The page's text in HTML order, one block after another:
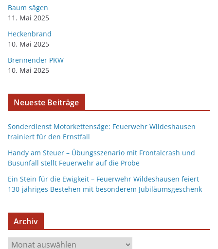
Baum sägen
11. Mai 2025
Heckenbrand
10. Mai 2025
Brennender PKW
10. Mai 2025
Neueste Beiträge
Sonderdienst Motorkettensäge: Feuerwehr Wildeshausen
trainiert für den Ernstfall
Handy am Steuer – Übungsszenario mit Frontalcrash und
Busunfall stellt Feuerwehr auf die Probe
Ein Stein für die Ewigkeit – Feuerwehr Wildeshausen feiert
130-jähriges Bestehen mit besonderem Jubiläumsgeschenk
Archiv